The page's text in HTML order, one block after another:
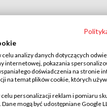
analizy danych dotyczących
internetowej, pokazania
doświadczenia na stronie
na temat plików cookie, których
personalizacji reklam i pomiaru
mogą być udostępniane Google